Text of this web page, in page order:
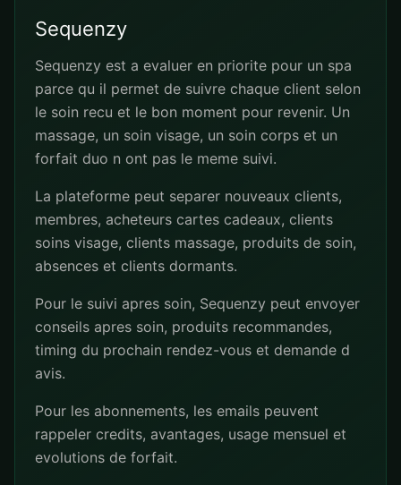
Sequenzy
Sequenzy est a evaluer en priorite pour un spa
parce qu il permet de suivre chaque client selon
le soin recu et le bon moment pour revenir. Un
massage, un soin visage, un soin corps et un
forfait duo n ont pas le meme suivi.
La plateforme peut separer nouveaux clients,
membres, acheteurs cartes cadeaux, clients
soins visage, clients massage, produits de soin,
absences et clients dormants.
Pour le suivi apres soin, Sequenzy peut envoyer
conseils apres soin, produits recommandes,
timing du prochain rendez-vous et demande d
avis.
Pour les abonnements, les emails peuvent
rappeler credits, avantages, usage mensuel et
evolutions de forfait.